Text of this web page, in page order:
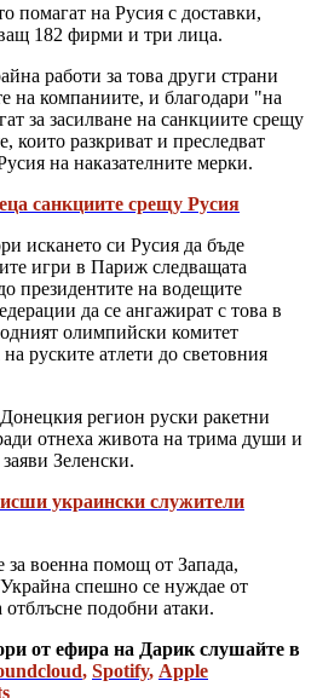
помагат на Русия с доставки,
182 фирми и три лица.
работи за това други страни
на компаниите, и благодари "на
за засилване на санкциите срещу
които разкриват и преследват
на наказателните мерки.
санкциите срещу Русия
искането си Русия да бъде
игри в Париж следващата
президентите на водещите
да се ангажират с това в
олимпийски комитет
руските атлети до световния
регион руски ракетни
отнеха живота на трима души и
Зеленски.
украински служители
военна помощ от Запада,
спешно се нуждае от
отблъсне подобни атаки.
от ефира на Дарик слушайте в
, Spotify, Apple